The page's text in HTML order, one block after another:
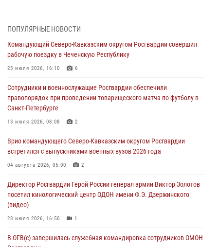
настольному теннису ко Дню физкультурника
08 августа 2026, 07:00
Кузбассе
08 августа 2026, 07:00
ОМОН «Ойрат» Управления Росгвардии по Республике Калмыкия
08 августа 2026, 07:00
В Москве росгвардейцы оказали помощь медикам и девушке с
08 августа 2026, 06:32 1
ПОПУЛЯРНЫЕ НОВОСТИ
Командующий Северо-Кавказским округом Росгвардии совершил
рабочую поездку в Чеченскую Республику
23 июля 2026, 16:10 6
Сотрудники и военнослужащие Росгвардии обеспечили
правопорядок при проведении товарищеского матча по футболу в
Санкт-Петербурге
13 июля 2026, 08:08 2
Врио командующего Северо-Кавказским округом Росгвардии
встретился с выпускниками военных вузов 2026 года
04 августа 2026, 05:00 2
Директор Росгвардии Герой России генерал армии Виктор Золотов
посетил кинологический центр ОДОН имени Ф.Э. Дзержинского
(видео)
28 июля 2026, 16:50 1
В ОГВ(с) завершилась служебная командировка сотрудников ОМОН